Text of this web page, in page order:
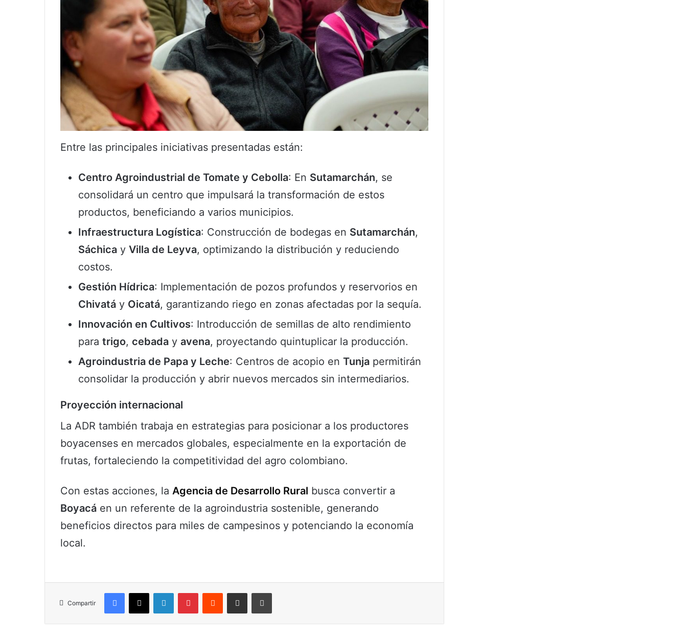
Entre las principales iniciativas presentadas están:
Centro Agroindustrial de Tomate y Cebolla: En Sutamarchán, se
consolidará un centro que impulsará la transformación de estos
productos, beneficiando a varios municipios.
Infraestructura Logística: Construcción de bodegas en Sutamarchán,
Sáchica y Villa de Leyva, optimizando la distribución y reduciendo
costos.
Gestión Hídrica: Implementación de pozos profundos y reservorios en
Chivatá y Oicatá, garantizando riego en zonas afectadas por la sequía.
Innovación en Cultivos: Introducción de semillas de alto rendimiento
para trigo, cebada y avena, proyectando quintuplicar la producción.
Agroindustria de Papa y Leche: Centros de acopio en Tunja permitirán
consolidar la producción y abrir nuevos mercados sin intermediarios.
Proyección internacional
La ADR también trabaja en estrategias para posicionar a los productores
boyacenses en mercados globales, especialmente en la exportación de
frutas, fortaleciendo la competitividad del agro colombiano.
Con estas acciones, la Agencia de Desarrollo Rural busca convertir a
Boyacá en un referente de la agroindustria sostenible, generando
beneficios directos para miles de campesinos y potenciando la economía
local.
Compartir
Facebook
X LinkedInPinterestReddit Compartir por correo electrónicoImprimir